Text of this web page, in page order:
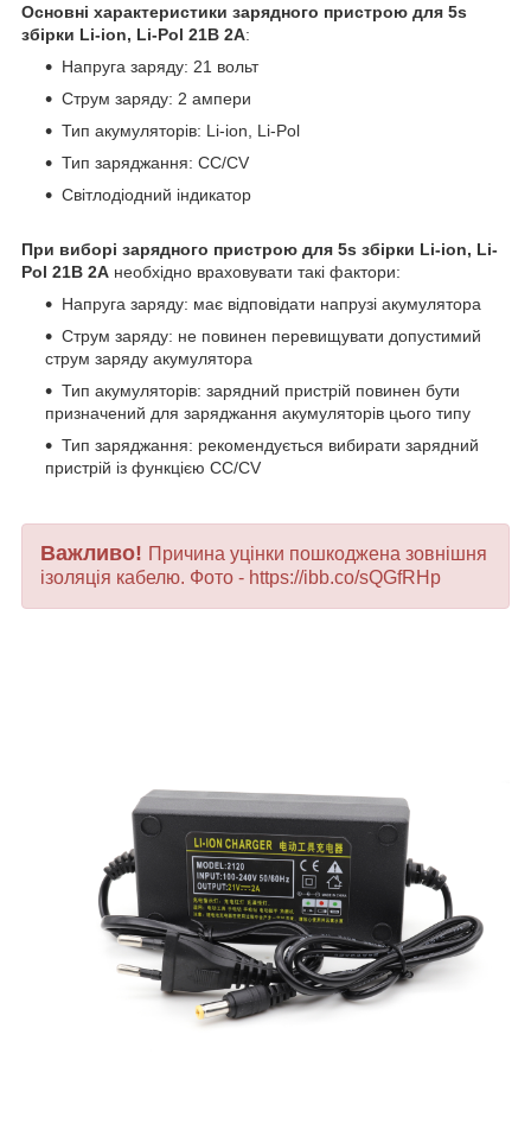
Основні характеристики зарядного пристрою для 5s
збірки Li-ion, Li-Pol 21В 2A:
Напруга заряду: 21 вольт
Струм заряду: 2 ампери
Тип акумуляторів: Li-ion, Li-Pol
Тип заряджання: CC/CV
Світлодіодний індикатор
При виборі зарядного пристрою для 5s збірки Li-ion, Li-
Pol 21В 2A необхідно враховувати такі фактори:
Напруга заряду: має відповідати напрузі акумулятора
Струм заряду: не повинен перевищувати допустимий
струм заряду акумулятора
Тип акумуляторів: зарядний пристрій повинен бути
призначений для заряджання акумуляторів цього типу
Тип заряджання: рекомендується вибирати зарядний
пристрій із функцією CC/CV
Важливо! Причина уцінки пошкоджена зовнішня
ізоляція кабелю. Фото - https://ibb.co/sQGfRHp